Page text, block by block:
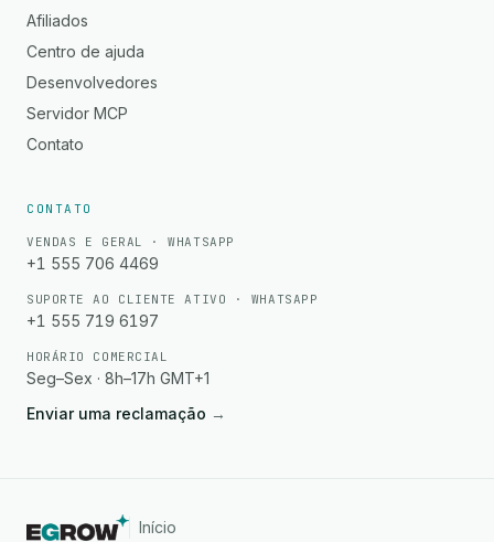
Afiliados
Centro de ajuda
Desenvolvedores
Servidor MCP
Contato
CONTATO
VENDAS E GERAL · WHATSAPP
+1 555 706 4469
SUPORTE AO CLIENTE ATIVO · WHATSAPP
+1 555 719 6197
HORÁRIO COMERCIAL
Seg–Sex · 8h–17h GMT+1
Enviar uma reclamação →
Início